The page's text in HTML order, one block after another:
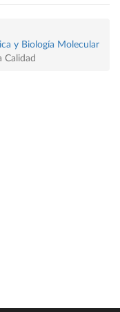
y Biología Molecular
Calidad